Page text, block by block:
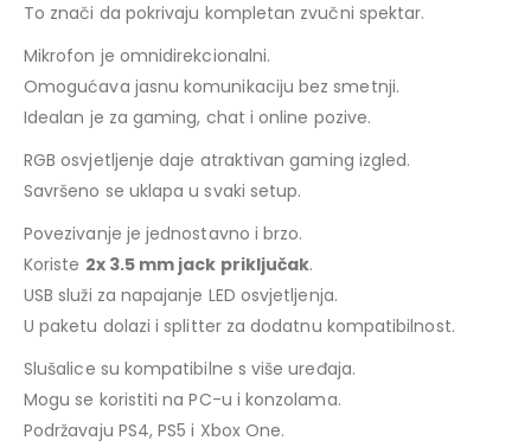
To znači da pokrivaju kompletan zvučni spektar.
Mikrofon je omnidirekcionalni.
Omogućava jasnu komunikaciju bez smetnji.
Idealan je za gaming, chat i online pozive.
RGB osvjetljenje daje atraktivan gaming izgled.
Savršeno se uklapa u svaki setup.
Povezivanje je jednostavno i brzo.
Koriste 2x 3.5 mm jack priključak.
USB služi za napajanje LED osvjetljenja.
U paketu dolazi i splitter za dodatnu kompatibilnost.
Slušalice su kompatibilne s više uređaja.
Mogu se koristiti na PC-u i konzolama.
Podržavaju PS4, PS5 i Xbox One.